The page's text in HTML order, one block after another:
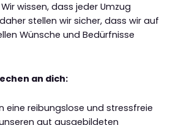
wissen, dass jeder Umzug
stellen wir sicher, dass wir auf
Wünsche und Bedürfnisse
an dich:
eine reibungslose und stressfreie
gut ausgebildeten